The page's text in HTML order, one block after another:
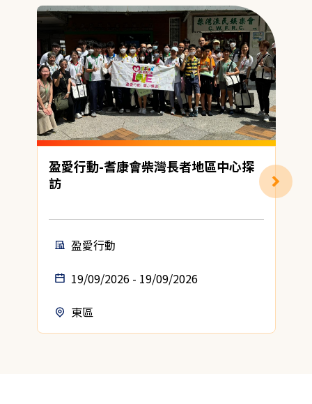
盈愛行動-耆康會柴灣長者地區中心探
訪
盈愛行動
19/09/2026 - 19/09/2026
東區